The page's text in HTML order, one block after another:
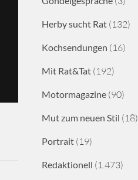
Herby sucht Rat (132)
Kochsendungen (16)
Mit Rat&Tat (192)
Motormagazine (90)
Mut zum neuen Stil (18)
Portrait (19)
Redaktionell (1.473)